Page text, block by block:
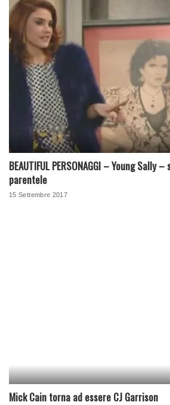
BEAUTIFUL PERSONAGGI – Young Sally
parentele
15 Settembre 2017
Mick Cain torna ad essere CJ Garrison